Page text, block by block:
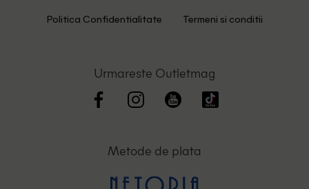
Politica Confidentialitate Termeni si conditii
Urmareste Outletmag
Metode de plata